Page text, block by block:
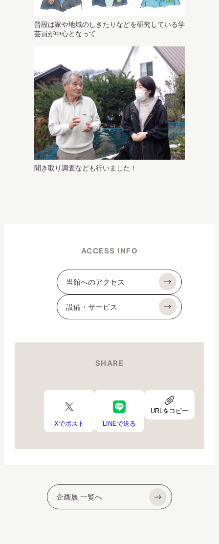
普段は家や地域のしきたりなどを研究している学
芸員が中心となって
聞き取り調査なども行いました！
ACCESS INFO
当館へのアクセス
設備・サービス
SHARE
X
ロ
ゴ
Xでポスト
LINE
ロ
ゴ
LINEで送る
URL
イ
URLをコピー
企画展 一覧へ